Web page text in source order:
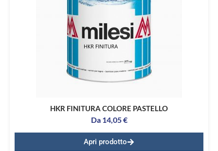
HKR FINITURA COLORE PASTELLO
Da 14,05€
Apri prodotto